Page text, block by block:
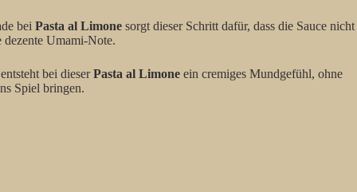
bei Pasta al Limone sorgt dieser Schritt dafür, dass die Sauce nicht
Umami-Note.
bei dieserPasta al Limone ein cremiges Mundgefühl, ohne
Spiel bringen.